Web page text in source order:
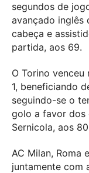
segundos de
avançado inglês
cabeça e
partida, aos 69.
O Torino venceu
1, beneficiando
seguindo-se o
golo a favor dos
Sernicola, aos
AC Milan, Roma
juntamente com